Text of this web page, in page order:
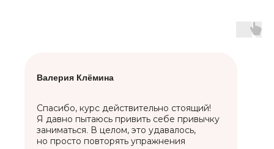
Валерия Клёмина
Спасибо, курс действительно стоящий!
Я давно пытаюсь привить себе привычку
заниматься. В целом, это удавалось,
но просто повторять упражнения